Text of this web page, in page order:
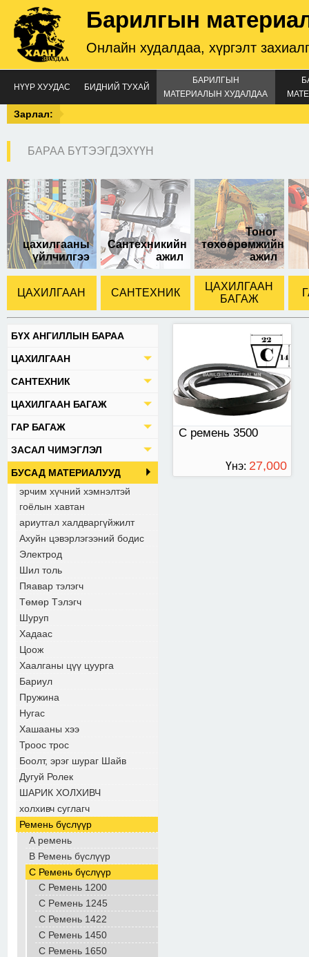
Барилгын
Онлайн худалдаа, хүргэлт
НҮҮР ХУУДАС БИДНИЙ ТУХАЙ
БАРИЛГЫН
МАТЕРИАЛЫН ХУДАЛДАА
Зарлал:
БАРАА БҮТЭЭГДЭХҮҮН
цахилгааны
үйлчилгээ
Сантехникийн
ажил
Тоног
төхөөрөмжийн
ажил
ЦАХИЛГААН САНТЕХНИК
ЦАХИЛГААН
БАГАЖ
БҮХ АНГИЛЛЫН БАРАА
ЦАХИЛГААН
САНТЕХНИК
ЦАХИЛГААН БАГАЖ
ГАР БАГАЖ
ЗАСАЛ ЧИМЭГЛЭЛ
БУСАД МАТЕРИАЛУУД
эрчим хүчний хэмнэлтэй
гоёлын хавтан
ариутгал халдваргүйжилт
Ахуйн цэвэрлэгээний бодис
Электрод
Шил толь
Пяавар тэлэгч
Төмөр Тэлэгч
Шуруп
Хадаас
Цоож
Хаалганы цүү цуурга
Бариул
Пружина
Нугас
Хашааны хээ
Троос трос
Боолт, эрэг шураг Шайв
Дугуй Ролек
ШАРИК ХОЛХИВЧ
холхивч суглагч
Ремень бүслүүр
А ремень
B Ремень бүслүүр
С Ремень бүслүүр
С Ремень 1200
С Peмень 1245
C Ремень 1422
С Ремень 1450
C Ремень 1650
С ремень 3500
С ремень 3500
Үнэ: 27,000